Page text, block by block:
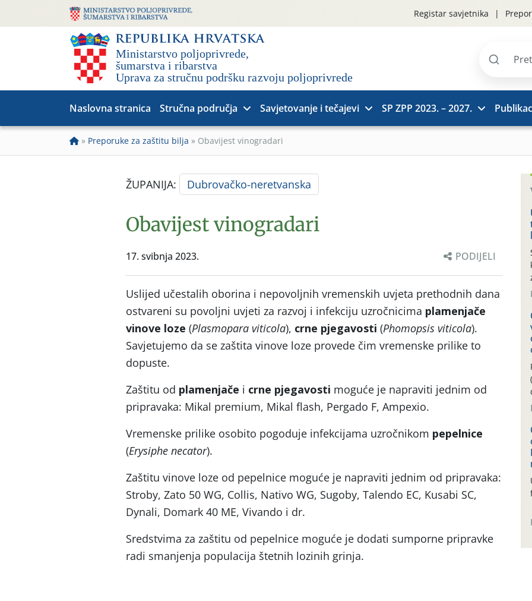
Registar savjetnika
Pretraži
Naslovna stranica Stručna područja Savjetovanje i tečajevi SP ZPP 2023. – 2027.
» Preporuke za zaštitu bilja » Obavijest vinogradari
ŽUPANIJA: Dubrovačko-neretvanska
Obavijest vinogradari
17. svibnja 2023. PODIJELI
Uslijed učestalih oborina i nepovoljnih vremenskih uvjeta prethodnih dana
ostvareni su povoljni uvjeti za razvoj i infekciju uzročnicima plamenjače
vinove loze (Plasmopara viticola), crne pjegavosti (Phomopsis viticola).
Savjetujemo da se zaštita vinove loze provede čim vremenske prilike to
dopuste.
Zaštitu od plamenjače i crne pjegavosti moguće je napraviti jednim od
pripravaka: Mikal premium, Mikal flash, Pergado F, Ampexio.
Vremenske prilike osobito pogoduje infekcijama uzročnikom pepelnice
(Erysiphe necator).
Zaštitu vinove loze od pepelnice moguće je napraviti jednim od pripravaka:
Stroby, Zato 50 WG, Collis, Nativo WG, Sugoby, Talendo EC, Kusabi SC,
Dynali, Domark 40 ME, Vivando i dr.
Sredstvima za zaštitu od pepelnice moguće je dodati sumporne pripravke
radi smanjenja populacija štetnih lozinih grinja.